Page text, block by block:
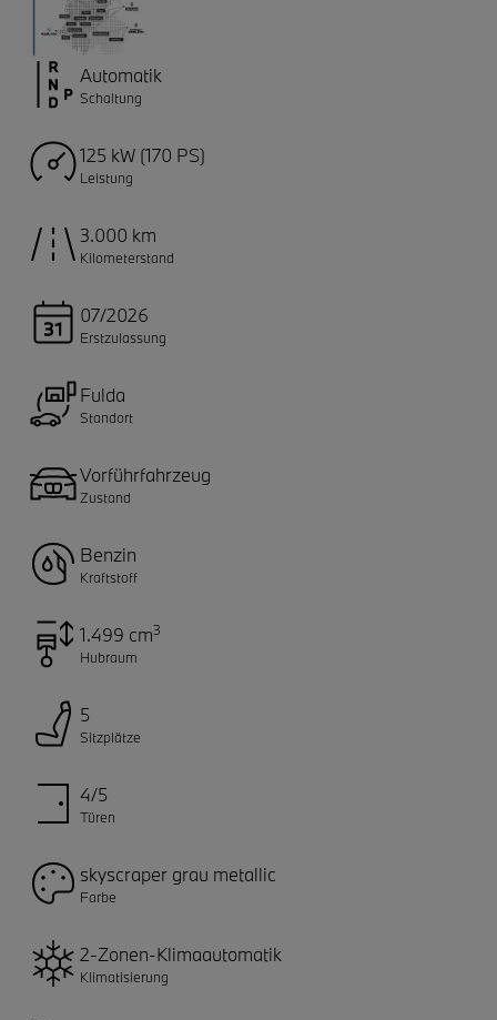
Automatik
Schaltung
125 kW (170 PS)
Leistung
3.000 km
Kilometerstand
07/2026
Erstzulassung
Fulda
Standort
Vorführfahrzeug
Zustand
Benzin
Kraftstoff
1.499 cm3
Hubraum
5
Sitzplätze
4/5
Türen
skyscraper grau metallic
Farbe
2-Zonen-Klimaautomatik
Klimatisierung